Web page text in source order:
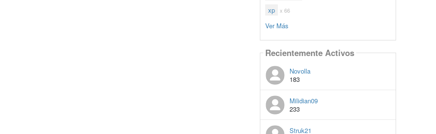
xp x 66
Ver Más
Recientemente Activos
Novolla
183
Milidian09
233
Struk21